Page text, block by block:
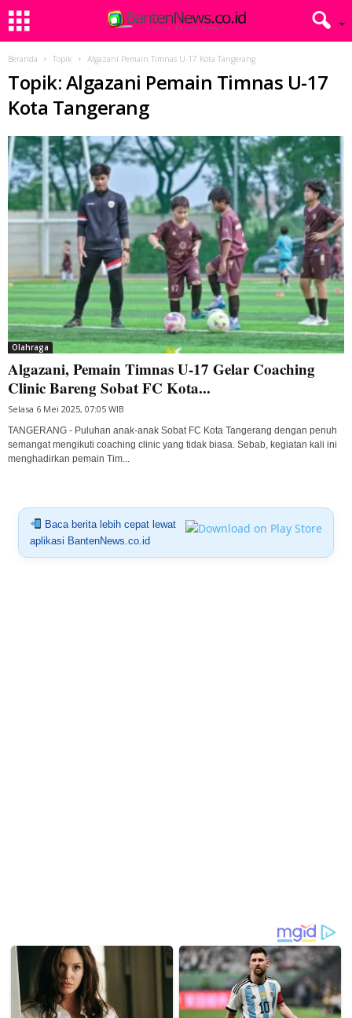
Beranda Topik Algazani Pemain Timnas U-17 Kota Tangerang
Topik: Algazani Pemain Timnas U-17
Kota Tangerang
Olahraga
Algazani, Pemain Timnas U-17 Gelar Coaching
Clinic Bareng Sobat FC Kota...
Selasa 6 Mei 2025, 07:05 WIB
TANGERANG - Puluhan anak-anak Sobat FC Kota Tangerang dengan penuh
semangat mengikuti coaching clinic yang tidak biasa. Sebab, kegiatan kali ini
menghadirkan pemain Tim...
Baca berita lebih cepat lewat
aplikasi BantenNews.co.id